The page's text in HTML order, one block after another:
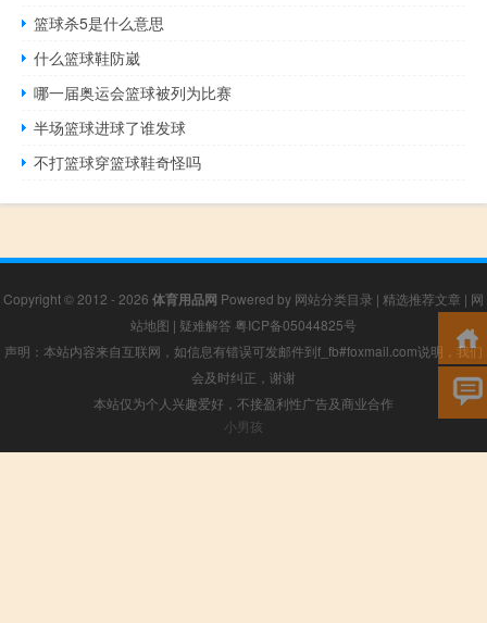
篮球杀5是什么意思
什么篮球鞋防崴
哪一届奥运会篮球被列为比赛
半场篮球进球了谁发球
不打篮球穿篮球鞋奇怪吗
Copyright © 2012 - 2026 体育用品网 Powered by 网站分类目录 | 精选推荐文章 | 网
站地图 | 疑难解答 粤ICP备05044825号
声明：本站内容来自互联网，如信息有错误可发邮件到f_fb#foxmail.com说明，我们
会及时纠正，谢谢
本站仅为个人兴趣爱好，不接盈利性广告及商业合作
小男孩